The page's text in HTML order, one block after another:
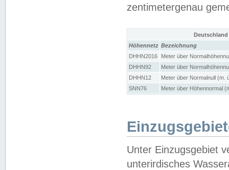
zentimetergenau
Höhennetz Bezeichnung
DHHN2016
Meter über
DHHN92
Meter über
DHHN12
Meter über Normalnull (m.
SNN76
Meter über Höhennormal
Unter Einzugsgebiet
unterirdisches